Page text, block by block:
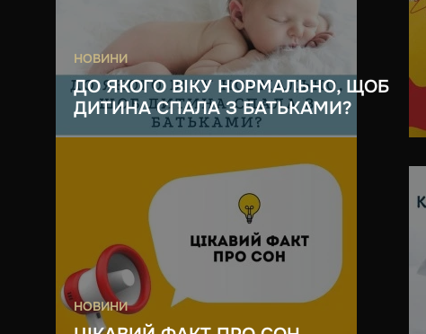
НОВИНИ
ДО ЯКОГО ВІКУ НОРМАЛЬНО, ЩОБ
ДИТИНА СПАЛА З БАТЬКАМИ?
НОВИНИ